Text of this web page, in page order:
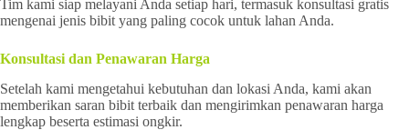
Tim kami siap melayani Anda setiap hari, termasuk konsultasi gratis
mengenai jenis bibit yang paling cocok untuk lahan Anda.
Konsultasi dan Penawaran Harga
Setelah kami mengetahui kebutuhan dan lokasi Anda, kami akan
memberikan saran bibit terbaik dan mengirimkan penawaran harga
lengkap beserta estimasi ongkir.